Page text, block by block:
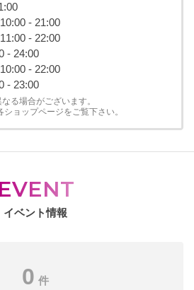
- 21:00
- 22:00
- 24:00
- 22:00
- 23:00
る場合がございます。
ョップページをご覧下さい。
EVENT
イベント情報
0 件